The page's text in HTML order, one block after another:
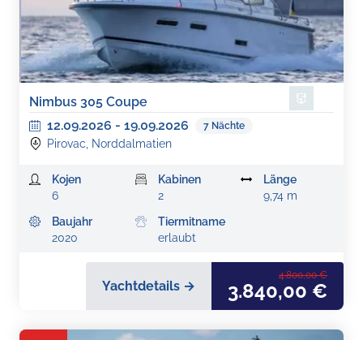
Nimbus 305 Coupe
12.09.2026 - 19.09.2026 7 Nächte
Pirovac, Norddalmatien
Kojen
6
Kabinen
2
Länge
9,74 m
Baujahr
2020
Tiermitname
erlaubt
Yachtdetails →
4.800,00 €
3.840,00 €